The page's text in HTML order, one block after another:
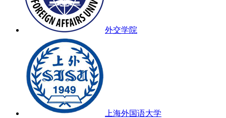
外交学院
上海外国语大学